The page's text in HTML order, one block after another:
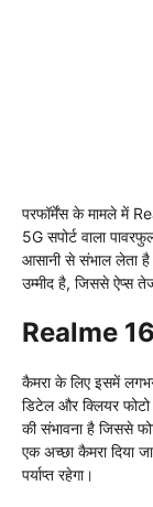
परफॉर्मेंस के मामले में
5G सपोर्ट वाला
आसानी से संभाल लेता
उम्मीद है, जिससे ऐप्स
Realme
कैमरा के लिए इसमें
डिटेल और क्लियर
की संभावना है जिससे
एक अच्छा कैमरा दिया
पर्याप्त रहेगा।